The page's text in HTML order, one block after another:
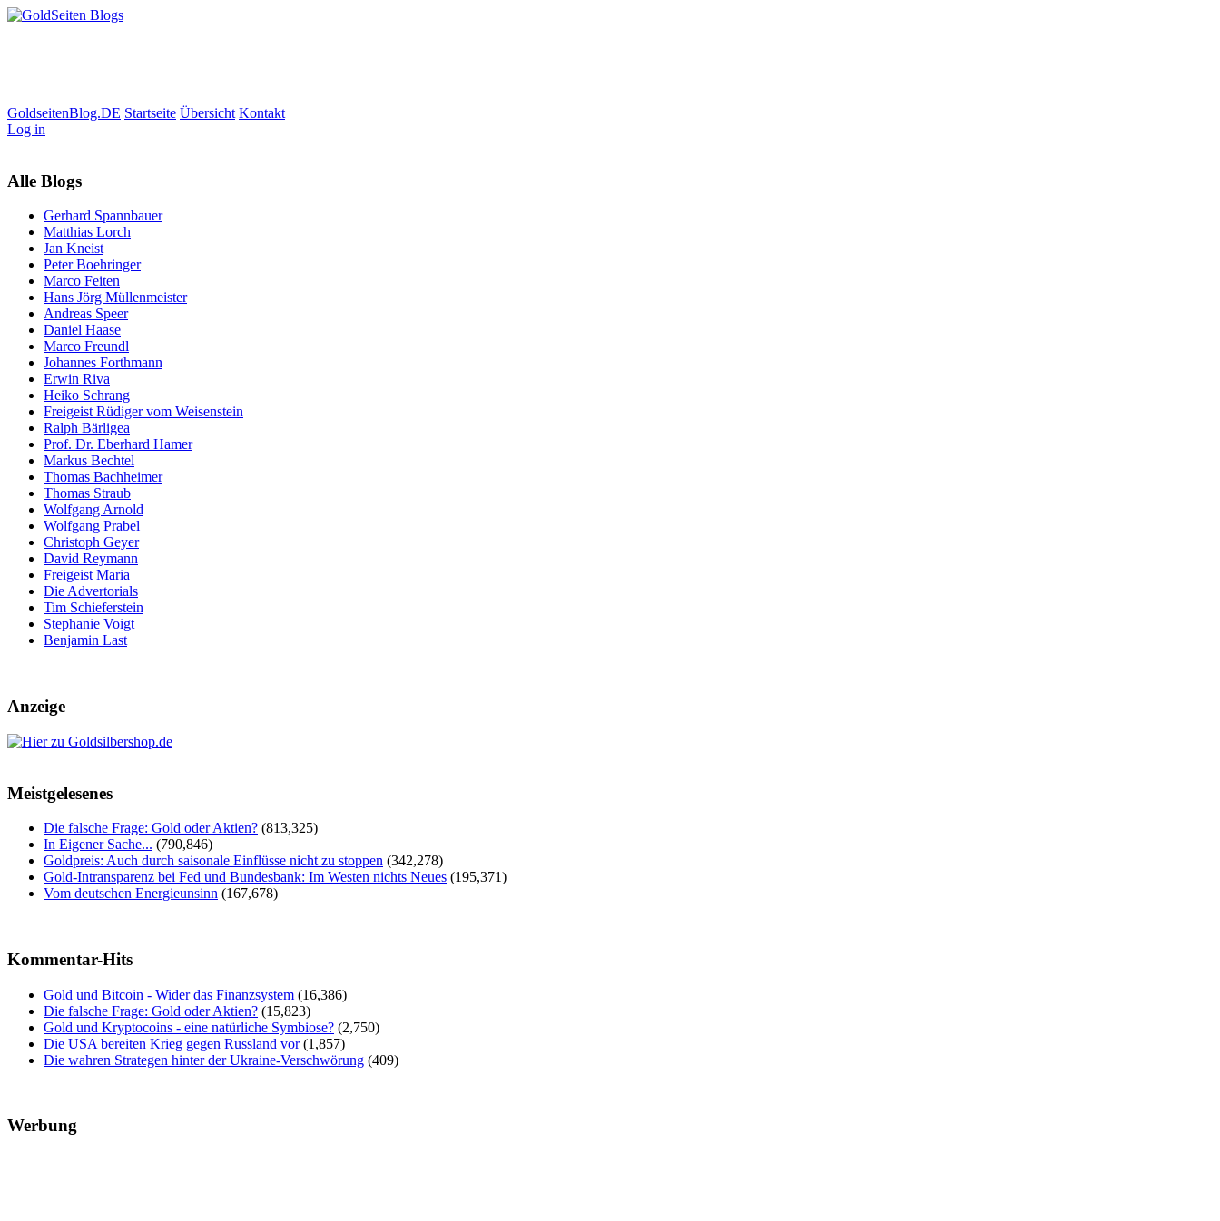
GoldseitenBlog.DE Startseite Übersicht Kontakt
Log in
Alle Blogs
Gerhard Spannbauer
Matthias Lorch
Jan Kneist
Peter Boehringer
Marco Feiten
Hans Jörg Müllenmeister
Andreas Speer
Daniel Haase
Marco Freundl
Johannes Forthmann
Erwin Riva
Heiko Schrang
Freigeist Rüdiger vom Weisenstein
Ralph Bärligea
Prof. Dr. Eberhard Hamer
Markus Bechtel
Thomas Bachheimer
Thomas Straub
Wolfgang Arnold
Wolfgang Prabel
Christoph Geyer
David Reymann
Freigeist Maria
Die Advertorials
Tim Schieferstein
Stephanie Voigt
Benjamin Last
Anzeige
Meistgelesenes
Die falsche Frage: Gold oder Aktien? (813,325)
In Eigener Sache... (790,846)
Goldpreis: Auch durch saisonale Einflüsse nicht zu stoppen (342,278)
Gold-Intransparenz bei Fed und Bundesbank: Im Westen nichts Neues (195,371)
Vom deutschen Energieunsinn (167,678)
Kommentar-Hits
Gold und Bitcoin - Wider das Finanzsystem (16,386)
Die falsche Frage: Gold oder Aktien? (15,823)
Gold und Kryptocoins - eine natürliche Symbiose? (2,750)
Die USA bereiten Krieg gegen Russland vor (1,857)
Die wahren Strategen hinter der Ukraine-Verschwörung (409)
Werbung